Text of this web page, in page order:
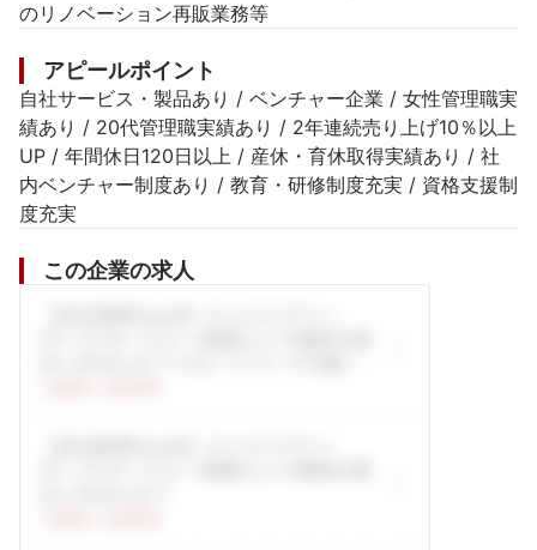
のリノベーション再販業務等
アピールポイント
自社サービス・製品あり / ベンチャー企業 / 女性管理職実
績あり / 20代管理職実績あり / 2年連続売り上げ10％以上
UP / 年間休日120日以上 / 産休・育休取得実績あり / 社
内ベンチャー制度あり / 教育・研修制度充実 / 資格支援制
度充実
この企業の求人